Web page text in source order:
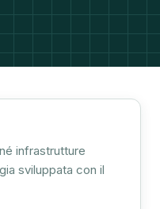
infrastrutture
sviluppata con il